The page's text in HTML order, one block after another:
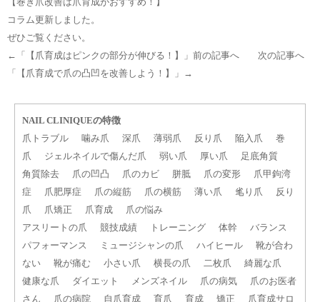
コラム更新しました。
ぜひご覧ください。
←「 【爪育成はピンクの部分が伸びる！】
」前の記事へ 次の記事へ
「 【爪育成で爪の凸凹を改善しよう！】 」→
NAIL CLINIQUEの特徴
爪トラブル
噛み爪 深爪 薄弱爪 反り爪 陥入爪
巻
爪
ジェルネイルで傷んだ爪 弱い爪 厚い爪
足底角質
角質除去
爪の凹凸 爪のカビ 胼胝 爪の変形
爪甲鉤湾
症
爪肥厚症 爪の縦筋 爪の横筋 薄い爪 毟り爪
反り
爪
爪矯正 爪育成
爪の悩み
アスリートの爪
競技成績 トレーニング 体幹
バランス
パフォーマンス
ミュージシャンの爪 ハイヒール
靴が合わ
ない
靴が痛む 小さい爪 横長の爪 二枚爪
綺麗な爪
健康な爪
ダイエット メンズネイル 爪の病気
爪のお医者
さん
爪の病院 自爪育成 育爪 育成 矯正
爪育成サロ